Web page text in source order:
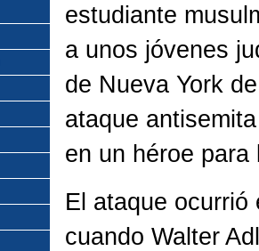
estudiante
a unos jóvenes
de Nueva York
ataque
en un héroe
El ataque ocurrió
cuando Walter